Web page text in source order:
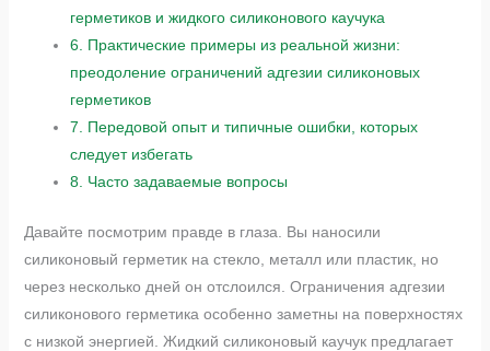
герметиков и жидкого силиконового каучука
6. Практические примеры из реальной жизни:
преодоление ограничений адгезии силиконовых
герметиков
7. Передовой опыт и типичные ошибки, которых
следует избегать
8. Часто задаваемые вопросы
Давайте посмотрим правде в глаза. Вы наносили
силиконовый герметик на стекло, металл или пластик, но
через несколько дней он отслоился. Ограничения адгезии
силиконового герметика особенно заметны на поверхностях
с низкой энергией. Жидкий силиконовый каучук предлагает